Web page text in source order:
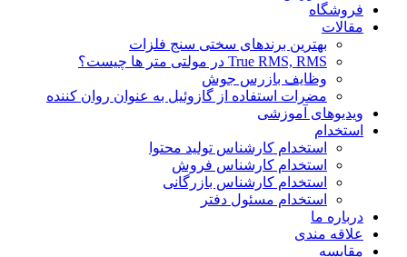
فروشگاه
مقالات
بهترین برندهای سختی سنج فلزات
True RMS, RMS در مولتی متر ها چیست؟
وظایف بازرس جوش
مضرات استفاده از گازوئیل به عنوان روان کننده
ویدیوهای آموزشی
استخدام
استخدام کارشناس تولید محتوا
استخدام کارشناس فروش
استخدام کارشناس بازرگانی
استخدام مسئول دفتر
درباره ما
علاقه مندی
مقایسه